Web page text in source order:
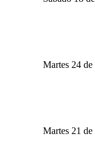
Martes 24
Martes 21